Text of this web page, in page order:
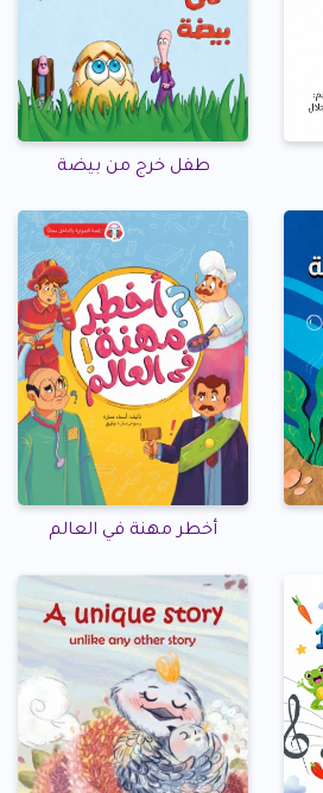
طفل خرج من بيضة
أخطر مهنة في العالم